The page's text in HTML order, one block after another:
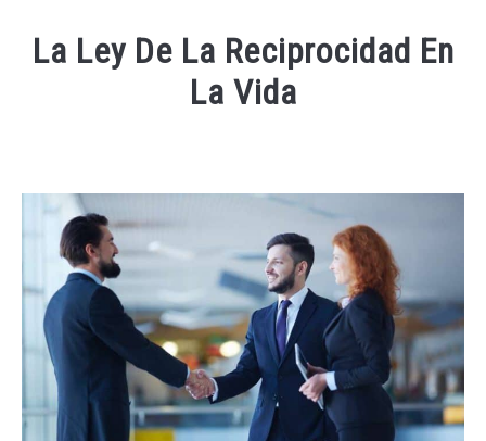
La Ley De La Reciprocidad En
La Vida
Éxito